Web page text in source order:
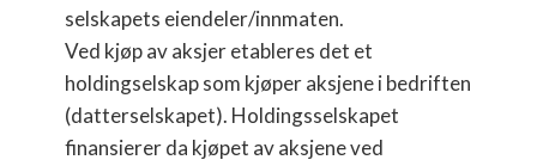
selskapets eiendeler/innmaten.
Ved kjøp av aksjer etableres det et
holdingselskap som kjøper aksjene i bedriften
(datterselskapet). Holdingsselskapet
finansierer da kjøpet av aksjene ved